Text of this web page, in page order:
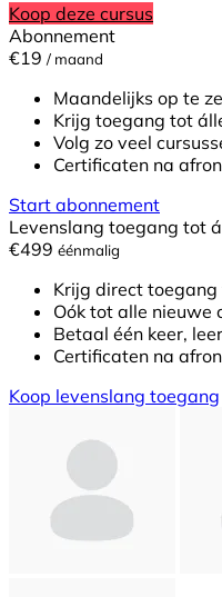
Koop deze cursus
Abonnement
€19 / maand
Maandelijks op te
Krijg toegang tot
Volg zo veel
Certificaten na
Start abonnement
Levenslang toegang tot
€499 éénmalig
Krijg direct
Oók tot alle nieuwe
Betaal één keer,
Certificaten na
Koop levenslang toegang